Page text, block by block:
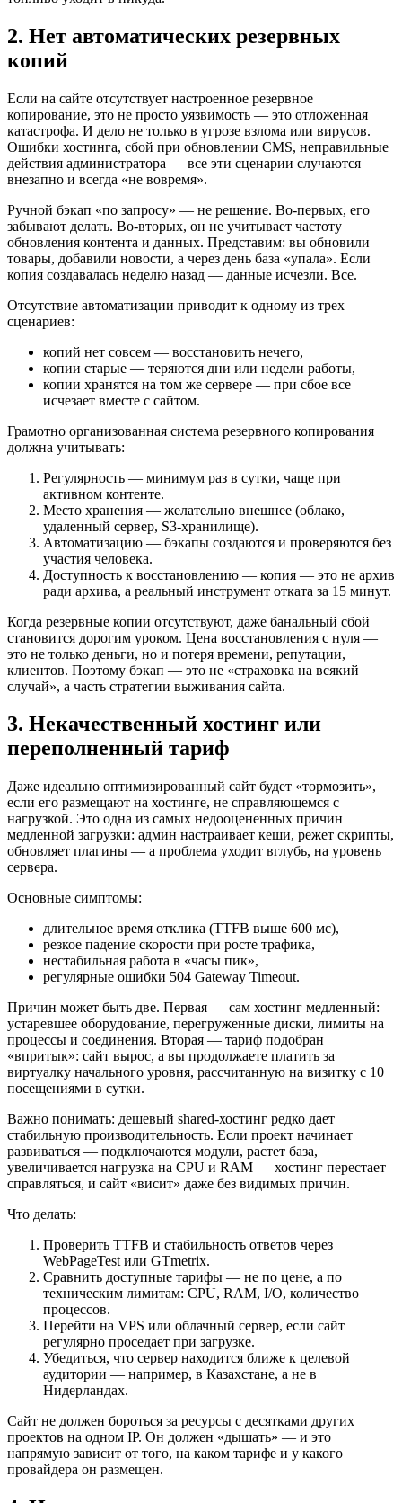
2. Нет автоматических резервных
копий
Если на сайте отсутствует настроенное резервное
копирование, это не просто уязвимость — это отложенная
катастрофа. И дело не только в угрозе взлома или вирусов.
Ошибки хостинга, сбой при обновлении CMS, неправильные
действия администратора — все эти сценарии случаются
внезапно и всегда «не вовремя».
Ручной бэкап «по запросу» — не решение. Во-первых, его
забывают делать. Во-вторых, он не учитывает частоту
обновления контента и данных. Представим: вы обновили
товары, добавили новости, а через день база «упала». Если
копия создавалась неделю назад — данные исчезли. Все.
Отсутствие автоматизации приводит к одному из трех
сценариев:
копий нет совсем — восстановить нечего,
копии старые — теряются дни или недели работы,
копии хранятся на том же сервере — при сбое все
исчезает вместе с сайтом.
Грамотно организованная система резервного копирования
должна учитывать:
Регулярность — минимум раз в сутки, чаще при
активном контенте.
Место хранения — желательно внешнее (облако,
удаленный сервер, S3-хранилище).
Автоматизацию — бэкапы создаются и проверяются без
участия человека.
Доступность к восстановлению — копия — это не архив
ради архива, а реальный инструмент отката за 15 минут.
Когда резервные копии отсутствуют, даже банальный сбой
становится дорогим уроком. Цена восстановления с нуля —
это не только деньги, но и потеря времени, репутации,
клиентов. Поэтому бэкап — это не «страховка на всякий
случай», а часть стратегии выживания сайта.
3. Некачественный хостинг или
переполненный тариф
Даже идеально оптимизированный сайт будет «тормозить»,
если его размещают на хостинге, не справляющемся с
нагрузкой. Это одна из самых недооцененных причин
медленной загрузки: админ настраивает кеши, режет скрипты,
обновляет плагины — а проблема уходит вглубь, на уровень
сервера.
Основные симптомы:
длительное время отклика (TTFB выше 600 мс),
резкое падение скорости при росте трафика,
нестабильная работа в «часы пик»,
регулярные ошибки 504 Gateway Timeout.
Причин может быть две. Первая — сам хостинг медленный:
устаревшее оборудование, перегруженные диски, лимиты на
процессы и соединения. Вторая — тариф подобран
«впритык»: сайт вырос, а вы продолжаете платить за
виртуалку начального уровня, рассчитанную на визитку с 10
посещениями в сутки.
Важно понимать: дешевый shared-хостинг редко дает
стабильную производительность. Если проект начинает
развиваться — подключаются модули, растет база,
увеличивается нагрузка на CPU и RAM — хостинг перестает
справляться, и сайт «висит» даже без видимых причин.
Что делать:
Проверить TTFB и стабильность ответов через
WebPageTest или GTmetrix.
Сравнить доступные тарифы — не по цене, а по
техническим лимитам: CPU, RAM, I/O, количество
процессов.
Перейти на VPS или облачный сервер, если сайт
регулярно проседает при загрузке.
Убедиться, что сервер находится ближе к целевой
аудитории — например, в Казахстане, а не в
Нидерландах.
Сайт не должен бороться за ресурсы с десятками других
проектов на одном IP. Он должен «дышать» — и это
напрямую зависит от того, на каком тарифе и у какого
провайдера он размещен.